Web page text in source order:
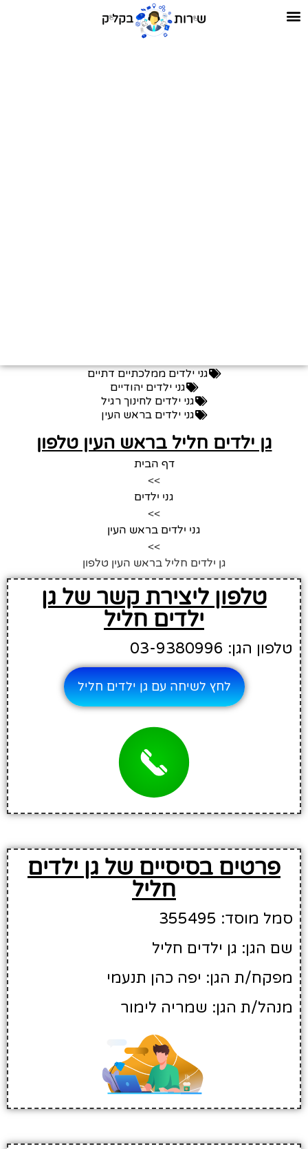
גני ילדים ממלכתיים דתיים
גני ילדים יהודיים
גני ילדים לחינוך רגיל
גני ילדים בראש העין
גן ילדים חליל בראש העין טלפון
דף הבית
>>
גני ילדים
>>
גני ילדים בראש העין
>>
גן ילדים חליל בראש העין טלפון
טלפון ליצירת קשר של גן
ילדים חליל
טלפון הגן: 03-9380996
לחץ לשיחה עם גן ילדים חליל
פרטים בסיסיים של גן ילדים
חליל
סמל מוסד: 355495
שם הגן: גן ילדים חליל
מפקח/ת הגן: יפה כהן תנעמי
מנהל/ת הגן: שמריה לימור